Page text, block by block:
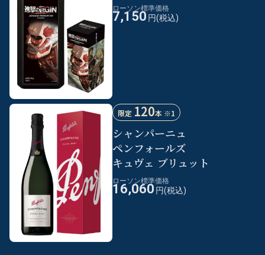
ローソン標準価格
7,150 円(税込)
限定 120本 ※1
シャンパーニュ
ペンフォールズ
キュヴェ ブリュット
ローソン標準価格
16,060 円(税込)